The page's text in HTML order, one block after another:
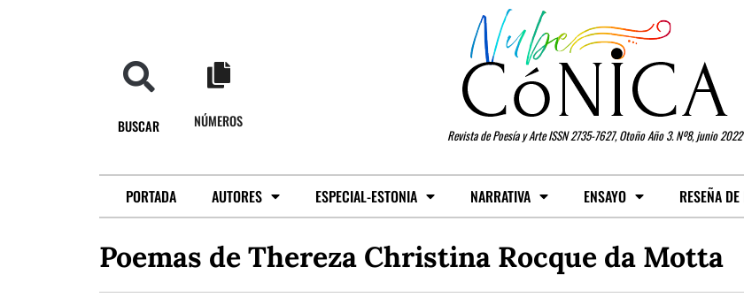
BUSCAR NÚMEROS
Revista de Poesía y Arte ISSN 2735-7627, Otoño Año 3. Nº8, junio 2022
PORTADA AUTORES ESPECIAL-ESTONIA NARRATIVA ENSAYO RESEÑA
Poemas de Thereza Christina Rocque da Motta